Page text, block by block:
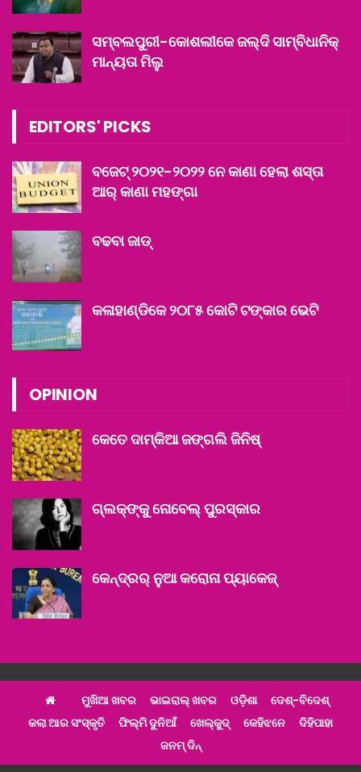
ସମ୍ବଲପୁରୀ-କୋଶଲୀକେ ଜଲ୍‌ଦି ସାମ୍ବିଧାନିକ୍
ମାନ୍ୟତା ମିଲୁ
EDITORS' PICKS
ବଜେଟ୍ ୨୦୨୧-୨୦୨୨ ନେ କାଣା ହେଲା ଶସ୍ତା
ଆର୍ କାଣା ମହଙ୍ଗା
ବଢବା ଜାଡ୍‌
କଳାହାଣ୍ଡିକେ ୨୦୮୫ କୋଟି ଟଙ୍କାର ଭେଟି
OPINION
କେତେ ଦାମ୍‌କିଆ ଜଙ୍ଗଲି ଜିନିଷ୍
ଗ୍ଲକ୍‌ଙ୍କୁ ନୋବେଲ୍‌ ପୁରସ୍କାର
କେନ୍ଦ୍ରର୍‌ ନୁଆ କରୋନା ପ୍ୟାକେଜ୍‌
ମୁଖିଆ ଖବର ଭାଇରାଲ୍ ଖବର ଓଡ଼ିଶା
ଦେଶ୍‌-ବିଦେଶ୍‌
କଲା ଆର ସଂସ୍କୃତି
ଫିଲ୍ମି ଦୁନିଆଁ ଖେଲ୍‌କୁଦ୍‌ କେହିଝନେ
ଦିହିପାହା
ଜନମ୍ ଦିନ୍